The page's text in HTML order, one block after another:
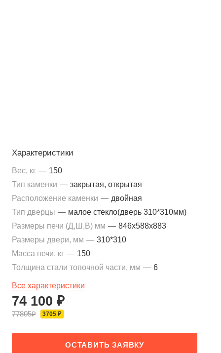
Характеристики
Вес, кг — 150
Тип каменки — закрытая, открытая
Расположение каменки — двойная
Тип дверцы — малое стекло(дверь 310*310мм)
Размеры печи (Д,Ш,В) мм — 846х588х883
Размеры двери, мм — 310*310
Масса печи, кг — 150
Толщина стали топочной части, мм — 6
Все характеристики
74 100 ₽
77805₽ 3705 ₽
ОСТАВИТЬ ЗАЯВКУ